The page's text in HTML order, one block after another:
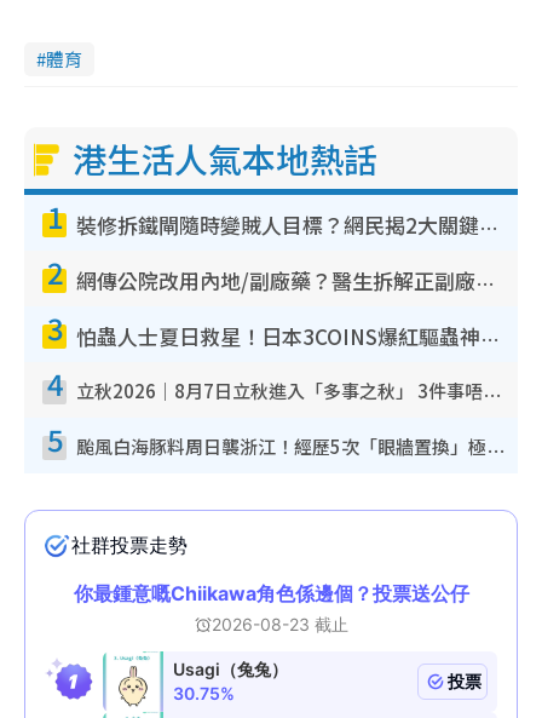
體育
港生活人氣本地熱話
1 裝修拆鐵閘隨時變賊人目標？網民揭2大關鍵用途：裝新式等於白裝？附新舊鐵閘分別
2 網傳公院改用內地/副廠藥？醫生拆解正副廠分別 揭4類人換藥隨時出事
3 怕蟲人士夏日救星！日本3COINS爆紅驅蟲神器$45起 1招「全程免觸碰」輕鬆搞定小強
4 立秋2026｜8月7日立秋進入「多事之秋」 3件事唔做得！專家教6招開運 清枱頭／銀包納氣接好運
5 颱風白海豚料周日襲浙江！經歷5次「眼牆置換」極罕見 成登陸內地最長途颱風